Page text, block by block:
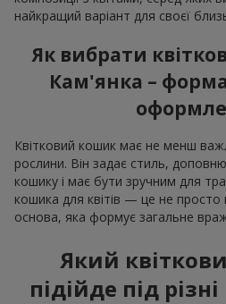
найкращий варіант для своєї
Як вибрати
Кам'янка –
Квітковий кошик має не менш
рослини. Він задає стиль,
кошику і має бути зручним для
кошика для квітів — це не просто
основа, яка формує загальне
Який
підійде під